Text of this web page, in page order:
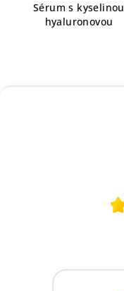
Sérum s kyselinou
hyaluronovou